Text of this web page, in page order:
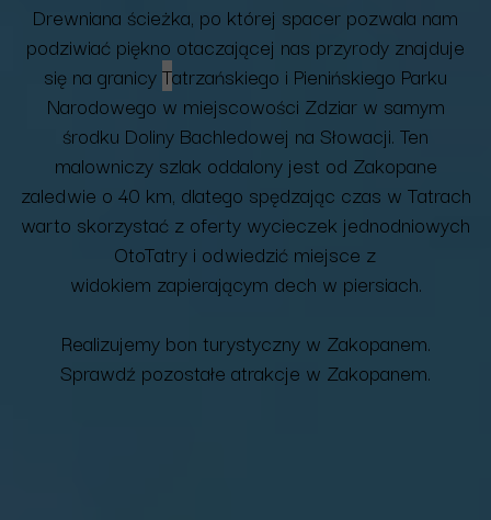
Drewniana ścieżka, po której spacer pozwala nam
podziwiać piękno otaczającej nas przyrody znajduje
się na granicyTatrzańskiego i Pienińskiego Parku
Narodowego w miejscowości Zdziar w samym
środku Doliny Bachledowej na Słowacji. Ten
malowniczy szlak oddalony jest od Zakopane
zaledwie o 40 km, dlatego spędzając czas w Tatrach
warto skorzystać z oferty wycieczek jednodniowych
OtoTatry i odwiedzić miejsce z
widokiem zapierającym dech w piersiach.
Realizujemy bon turystyczny w Zakopanem.
Sprawdź pozostałe atrakcje w Zakopanem.